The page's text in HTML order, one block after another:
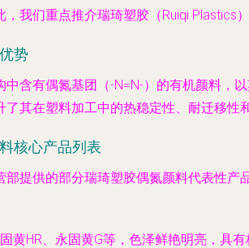
我们重点推介瑞琦塑胶（Ruiqi Plastics
势
中含有偶氮基团（-N=N-）的有机颜料，
其在塑料加工中的热稳定性、耐迁移性
核心产品列表
提供的部分瑞琦塑胶偶氮颜料代表性产
固黄HR、永固黄G等，色泽鲜艳明亮，具